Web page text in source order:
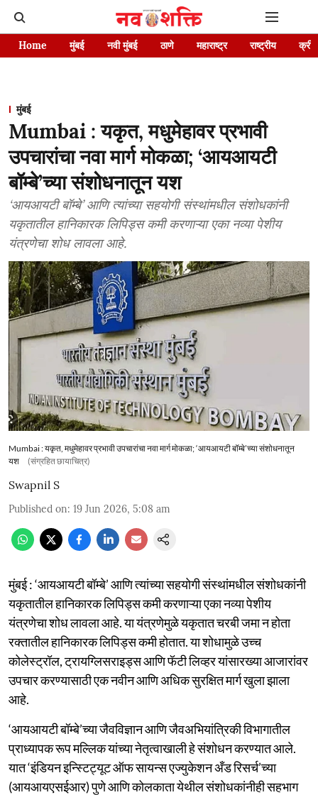
Home मुंबई नवी मुंबई ठाणे महाराष्ट्र राष्ट्रीय
मुंबई
Mumbai : यकृत, मधुमेहावर प्रभावी
उपचारांचा नवा मार्ग मोकळा; ‘आयआयटी
बॉम्बे’च्या संशोधनातून यश
‘आयआयटी बॉम्बे’ आणि त्यांच्या सहयोगी संस्थांमधील संशोधकांनी
यकृतातील हानिकारक लिपिड्स कमी करणाऱ्या एका नव्या पेशीय
यंत्रणेचा शोध लावला आहे.
Mumbai : यकृत, मधुमेहावर प्रभावी उपचारांचा नवा मार्ग मोकळा; ‘आयआयटी बॉम्बे’च्या संशोधनातून
यश
(संग्रहित छायाचित्र)
Swapnil S
Published on: 19 Jun 2026, 5:08 am
मुंबई : ‘आयआयटी बॉम्बे’ आणि त्यांच्या सहयोगी संस्थांमधील संशोधकांनी
यकृतातील हानिकारक लिपिड्स कमी करणाऱ्या एका नव्या पेशीय
यंत्रणेचा शोध लावला आहे. या यंत्रणेमुळे यकृतात चरबी जमा न होता
रक्तातील हानिकारक लिपिड्स कमी होतात. या शोधामुळे उच्च
कोलेस्ट्रॉल, ट्रायग्लिसराइड्स आणि फॅटी लिव्हर यांसारख्या आजारांवर
उपचार करण्यासाठी एक नवीन आणि अधिक सुरक्षित मार्ग खुला झाला
आहे.
‘आयआयटी बॉम्बे’च्या जैवविज्ञान आणि जैवअभियांत्रिकी विभागातील
प्राध्यापक रूप मल्लिक यांच्या नेतृत्वाखाली हे संशोधन करण्यात आले.
यात ‘इंडियन इन्स्टिट्यूट ऑफ सायन्स एज्युकेशन अँड रिसर्च’च्या
(आयआयएसईआर) पुणे आणि कोलकाता येथील संशोधकांनीही सहभाग